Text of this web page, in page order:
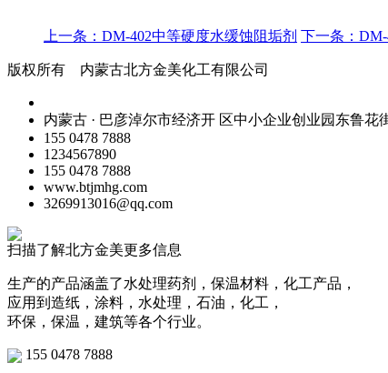
上一条：DM-402中等硬度水缓蚀阻垢剂 下一条：
版权所有 内蒙古北方金美化工有限公司
内蒙古 · 巴彦淖尔市经济开 区中小企业创业园东鲁花
155 0478 7888
1234567890
155 0478 7888
www.btjmhg.com
3269913016@qq.com
扫描了解北方金美更多信息
生产的产品涵盖了水处理药剂，保温材料，化工产品，
应用到造纸，涂料，水处理，石油，化工，
环保，保温，建筑等各个行业。
155 0478 7888